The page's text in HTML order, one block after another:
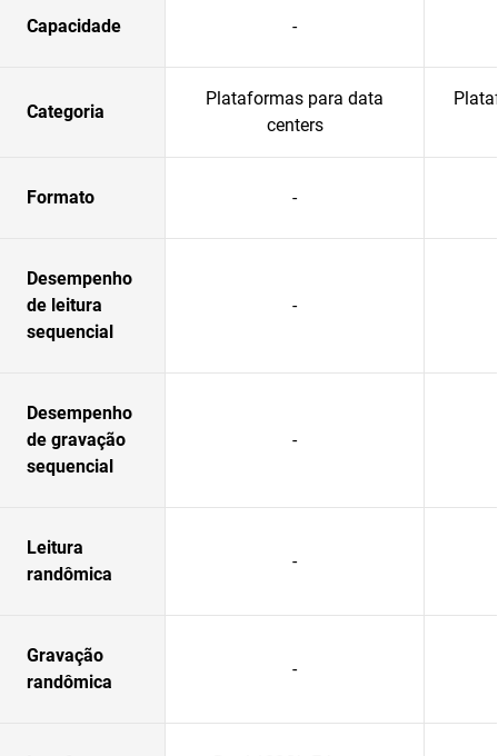
Capacidade -
Categoria
Plataformas para data
centers
Formato -
Desempenho
de leitura
sequencial
-
Desempenho
de gravação
sequencial
-
Leitura
randômica
-
Gravação
randômica
-